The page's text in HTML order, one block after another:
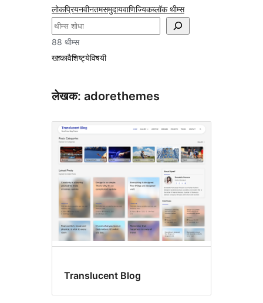
लोकप्रियनवीनतमसमुदायवाणिज्यिकब्लॉक थीम्स
शोधा
88 थीम्स
खाकावैशिष्ट्येविषयी
लेखक: adorethemes
Translucent Blog